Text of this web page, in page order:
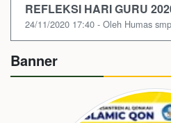
REFLEKSI HARI GURU
24/11/2020 17:40 - Oleh Humas
Banner